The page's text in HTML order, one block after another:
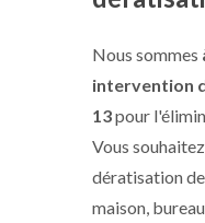
Nous sommes
intervention
13pour
Vous souhaitez
dératisation
maison,